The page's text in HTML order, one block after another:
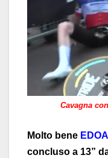
Cavagna
Molto bene
concluso a 13”